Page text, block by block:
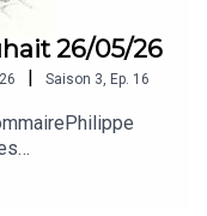
26/05/26
| Saison 3 Ep. 16
ira mieux
Mario Odyssey